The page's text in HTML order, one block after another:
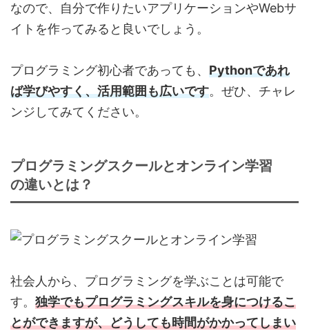
なので、自分で作りたいアプリケーションやWebサ
イトを作ってみると良いでしょう。
プログラミング初心者であっても、 Pythonであれ
ば学びやすく、活用範囲も広いです。ぜひ、チャレ
ンジしてみてください。
プログラミングスクールとオンライン学習
の違いとは？
社会人から、プログラミングを学ぶことは可能で
す。 独学でもプログラミングスキルを身につけるこ
とができますが、どうしても時間がかかってしまい